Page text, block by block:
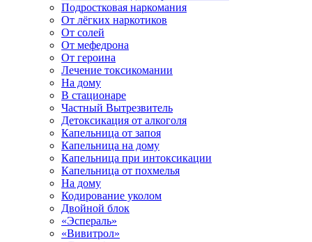
Подростковая наркомания
От лёгких наркотиков
От солей
От мефедрона
От героина
Лечение токсикомании
На дому
В стационаре
Частный Вытрезвитель
Детоксикация от алкоголя
Капельница от запоя
Капельница на дому
Капельница при интоксикации
Капельница от похмелья
На дому
Кодирование уколом
Двойной блок
«Эспераль»
«Вивитрол»